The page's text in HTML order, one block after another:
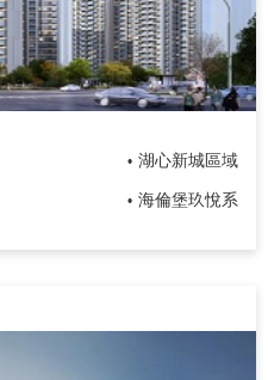
• 湖心新城區域
• 海倫堡玖悅系